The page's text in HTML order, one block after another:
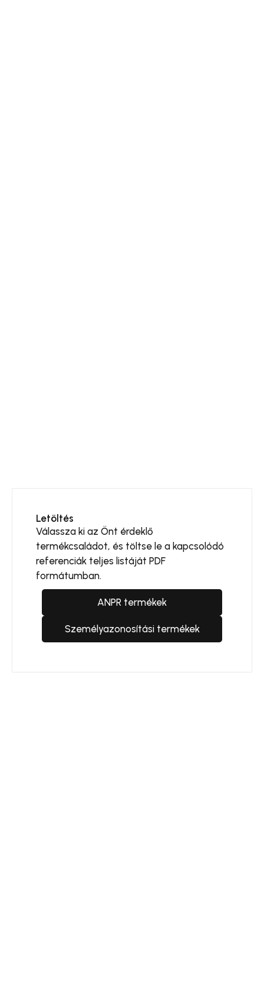
Letöltés
Válassza ki az Önt érdeklő
termékcsaládot, és töltse le a kapcsolódó
referenciák teljes listáját PDF
formátumban.
ANPR termékek
Személyazonosítási termékek